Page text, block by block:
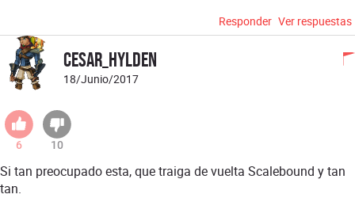
Responder Ver respuestas
Cesar_Hylden
18/Junio/2017
6 10
Si tan preocupado esta, que traiga de vuelta Scalebound y tan
tan.